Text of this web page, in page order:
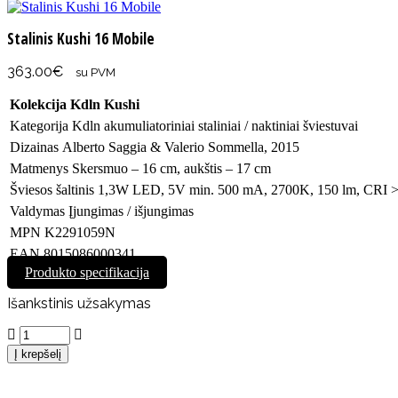
Stalinis Kushi 16 Mobile
363.00€ su PVM
Kolekcija Kdln Kushi
Kategorija Kdln akumuliatoriniai staliniai / naktiniai šviestuvai
Dizainas Alberto Saggia & Valerio Sommella, 2015
Matmenys Skersmuo – 16 cm, aukštis – 17 cm
Šviesos šaltinis 1,3W LED, 5V min. 500 mA, 2700K, 150 lm, CRI
Valdymas Įjungimas / išjungimas
MPN K2291059N
EAN 8015086000341
Produkto specifikacija
Išankstinis užsakymas
Stalinis
Kushi
16
Į krepšelį